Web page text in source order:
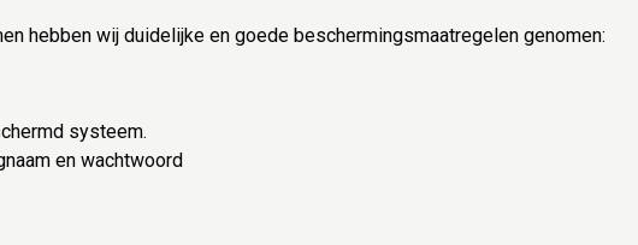
hebben wij duidelijke en goede beschermingsmaatregelen genomen:
systeem.
en wachtwoord